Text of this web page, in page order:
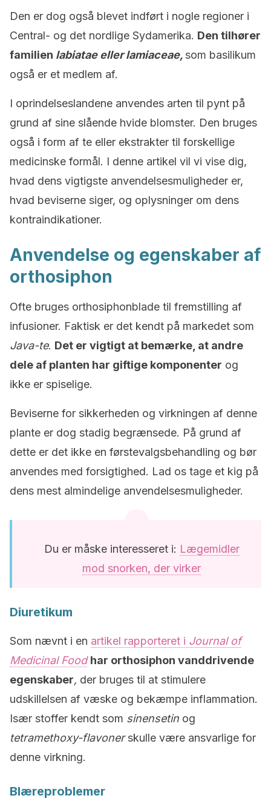
Den er dog også blevet indført i nogle regioner i
Central- og det nordlige Sydamerika. Den tilhører
familien labiatae eller lamiaceae,som basilikum
også er et medlem af.
I oprindelseslandene anvendes arten til pynt på
grund af sine slående hvide blomster. Den bruges
også i form af te eller ekstrakter til forskellige
medicinske formål. I denne artikel vil vi vise dig,
hvad dens vigtigste anvendelsesmuligheder er,
hvad beviserne siger, og oplysninger om dens
kontraindikationer.
Anvendelse og egenskaber af
orthosiphon
Ofte bruges orthosiphonblade til fremstilling af
infusioner. Faktisk er det kendt på markedet som
Java-te. Det er vigtigt at bemærke, at andre
dele af planten har giftige komponenter og
ikke er spiselige.
Beviserne for sikkerheden og virkningen af denne
plante er dog stadig begrænsede. På grund af
dette er det ikke en førstevalgsbehandling og bør
anvendes med forsigtighed. Lad os tage et kig på
dens mest almindelige anvendelsesmuligheder.
Du er måske interesseret i: Lægemidler
mod snorken, der virker
Diuretikum
Som nævnt i en artikel rapporteret i Journal of
Medicinal Food har orthosiphon vanddrivende
egenskaber, der bruges til at stimulere
udskillelsen af væske og bekæmpe inflammation.
Især stoffer kendt som sinensetin og
tetramethoxy-flavonerskulle være ansvarlige for
denne virkning.
Blæreproblemer